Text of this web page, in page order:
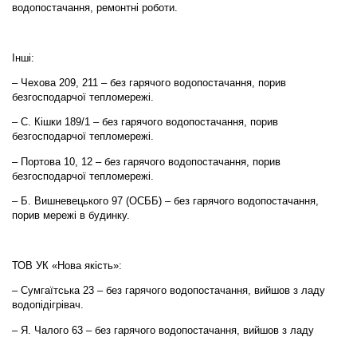
водопостачання, ремонтні роботи.
Інші:
– Чехова 209, 211 – без гарячого водопостачання, порив
безгосподарчої тепломережі.
– С. Кішки 189/1 – без гарячого водопостачання, порив
безгосподарчої тепломережі.
– Портова 10, 12 – без гарячого водопостачання, порив
безгосподарчої тепломережі.
– Б. Вишневецького 97 (ОСББ) – без гарячого водопостачання,
порив мережі в будинку.
ТОВ УК «Нова якість»:
– Сумгаїтська 23 – без гарячого водопостачання, вийшов з ладу
водопідігрівач.
– Я. Чалого 63 – без гарячого водопостачання, вийшов з ладу